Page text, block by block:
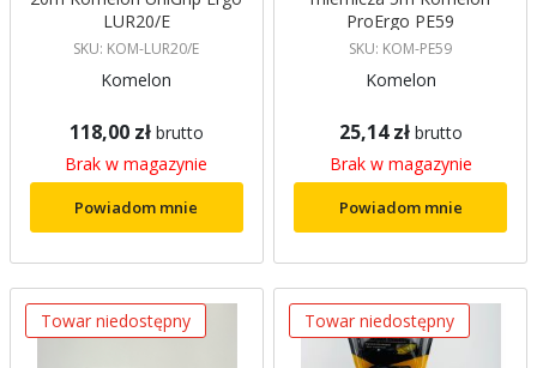
LUR20/E
SKU: KOM-LUR20/E
Komelon
118,00 zł brutto
Brak w magazynie
Powiadom mnie
ProErgo PE59
SKU: KOM-PE59
Komelon
25,14 zł brutto
Brak w magazynie
Powiadom mnie
Towar niedostępny Towar niedostępny